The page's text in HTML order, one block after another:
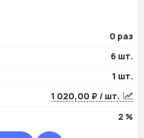
0 раз
6 шт.
1 шт.
1 020,00 ₽ / шт.
2 %